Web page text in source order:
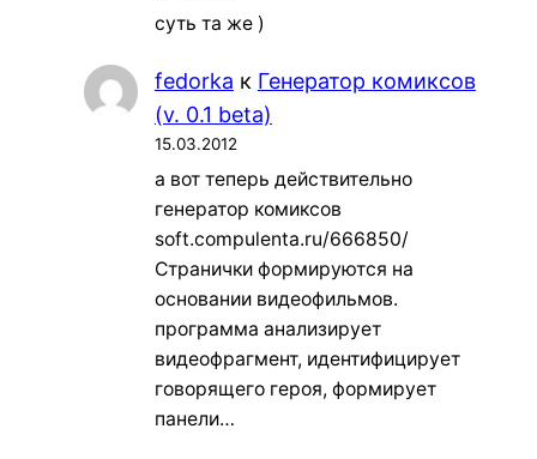
суть та же )
fedorka к Генератор комиксов
(v. 0.1 beta)
15.03.2012
а вот теперь действительно
генератор комиксов
soft.compulenta.ru/666850/
Странички формируются на
основании видеофильмов.
программа анализирует
видеофрагмент, идентифицирует
говорящего героя, формирует
панели…